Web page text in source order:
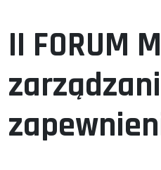
II FORUM